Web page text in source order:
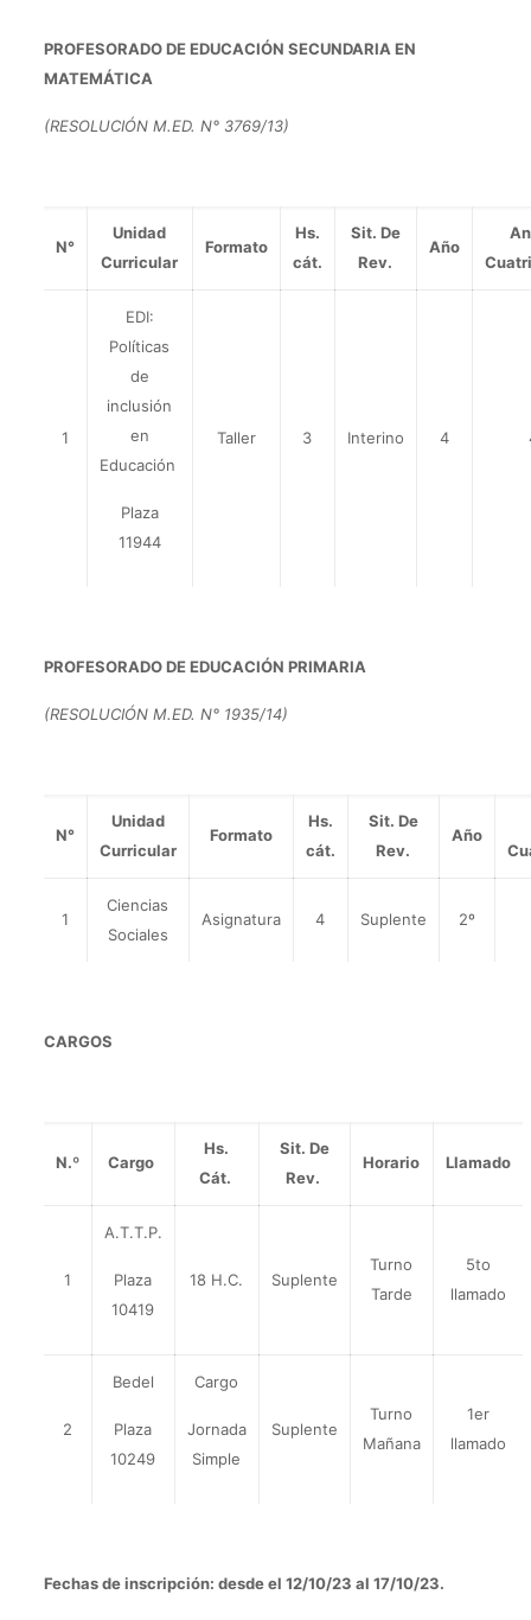
PROFESORADO DE EDUCACIÓN SECUNDARIA EN
MATEMÁTICA
(RESOLUCIÓN M.ED. N° 3769/13)
N°
Unidad
Curricular
Formato
Hs.
cát.
Sit. De
Rev.
Año
1
EDI:
Políticas
de
inclusión
en
Educación
Plaza
11944
Taller 3 Interino 4
PROFESORADO DE EDUCACIÓN PRIMARIA
(RESOLUCIÓN M.ED. N° 1935/14)
N°
Unidad
Curricular
Formato
Hs.
cát.
Sit. De
Rev.
Año
1
Ciencias
Sociales
Asignatura 4 Suplente 2º
CARGOS
N.º Cargo
Hs.
Cát.
Sit. De
Rev.
Horario Llamado
1
A.T.T.P.
Plaza
10419
18 H.C. Suplente
Turno
Tarde
5to
llamado
2
Bedel
Plaza
10249
Cargo
Jornada
Simple
Suplente
Turno
Mañana
1er
llamado
Fechas de inscripción: desde el 12/10/23 al 17/10/23.